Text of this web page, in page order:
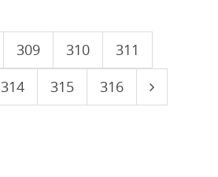
309 310
311
314 315 316